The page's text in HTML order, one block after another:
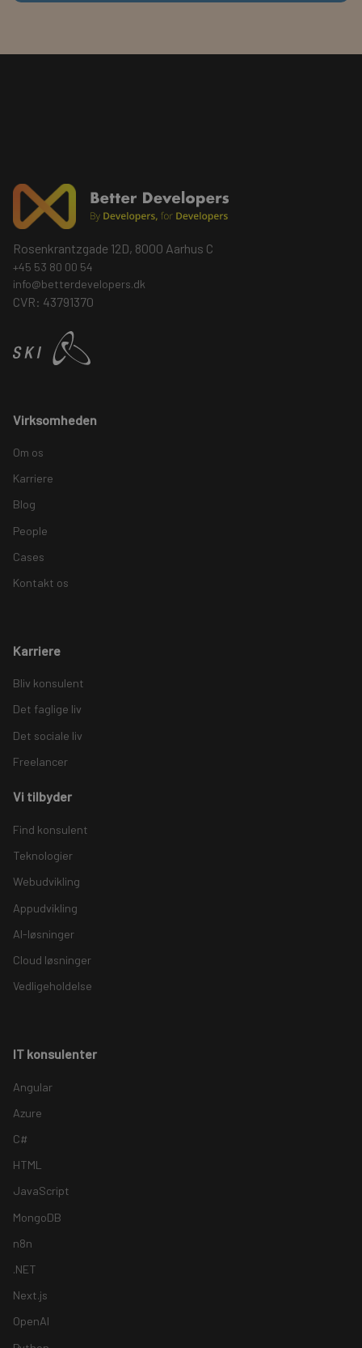
Rosenkrantzgade 12D, 8000 Aarhus C
+45 53 80 00 54
info@betterdevelopers.dk
CVR: 43791370
Virksomheden
Om os
Karriere
Blog
People
Cases
Kontakt os
Karriere
Bliv konsulent
Det faglige liv
Det sociale liv
Freelancer
Vi tilbyder
Find konsulent
Teknologier
Webudvikling
Appudvikling
AI-løsninger
Cloud løsninger
Vedligeholdelse
IT konsulenter
Angular
Azure
C#
HTML
JavaScript
MongoDB
n8n
.NET
Next.js
OpenAI